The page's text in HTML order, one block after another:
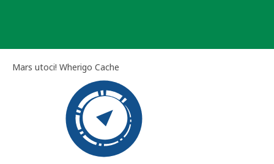
Mars utoci! Wherigo Cache